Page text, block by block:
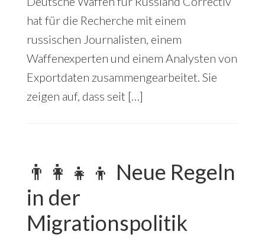
hat für die Recherche mit einem
russischen Journalisten, einem
Waffenexperten und einem Analysten von
Exportdaten zusammengearbeitet. Sie
zeigen auf, dass seit […]
👨‍👩‍👧‍👦 Neue Regeln
in der
Migrationspolitik